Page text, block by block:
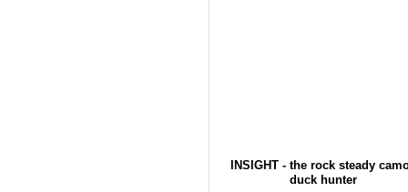
INSIGHT - the rock steady
duck hunter